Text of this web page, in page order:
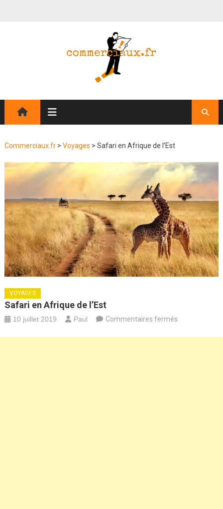
Commerciaux.fr> Voyages > Safari en Afrique de l’Est
VOYAGES
Safari en Afrique de l’Est
10 juillet 2019 Paul Commentaires ferméssur